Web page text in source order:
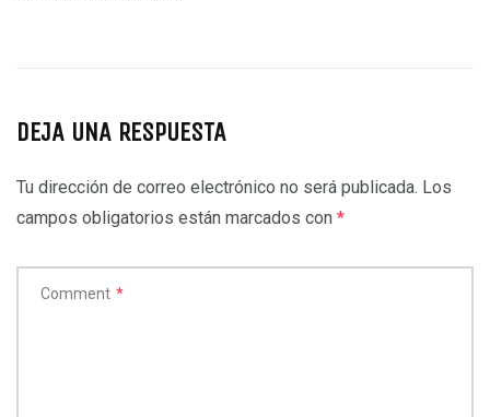
DEJA UNA RESPUESTA
Tu dirección de correo electrónico no será publicada. Los
campos obligatorios están marcados con *
Comment *